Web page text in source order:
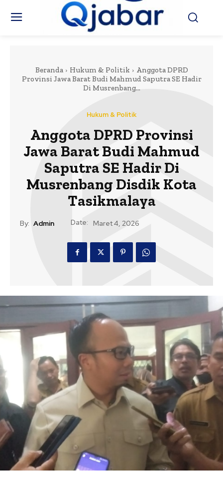
Beranda Hukum & Politik
Anggota DPRD
Provinsi Jawa Barat Budi Mahmud Saputra SE Hadir
Di Musrenbang...
Hukum & Politik
Anggota DPRD Provinsi
Jawa Barat Budi Mahmud
Saputra SE Hadir Di
Musrenbang Disdik Kota
Tasikmalaya
By: Admin Date: Maret 4, 2026